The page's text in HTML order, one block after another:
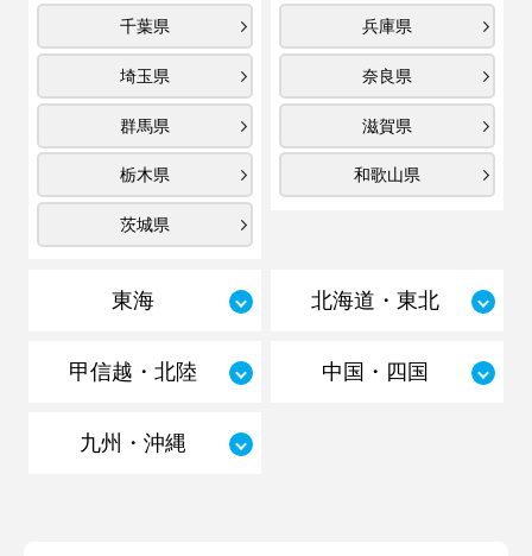
千葉県
埼玉県
群馬県
栃木県
茨城県
兵庫県
奈良県
滋賀県
和歌山県
東海 北海道・東北
甲信越・北陸 中国・四国
九州・沖縄